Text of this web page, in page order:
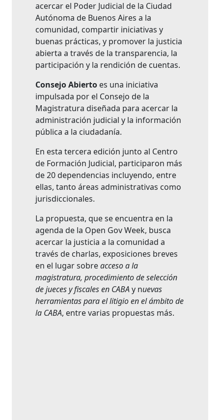
acercar el Poder Judicial de la Ciudad
Autónoma de Buenos Aires a la
comunidad, compartir iniciativas y
buenas prácticas, y promover la justicia
abierta a través de la transparencia, la
participación y la rendición de cuentas.
Consejo Abierto es una iniciativa
impulsada por el Consejo de la
Magistratura diseñada para acercar la
administración judicial y la información
pública a la ciudadanía.
En esta tercera edición junto al Centro
de Formación Judicial, participaron más
de 20 dependencias incluyendo, entre
ellas, tanto áreas administrativas como
jurisdiccionales.
La propuesta, que se encuentra en la
agenda de la Open Gov Week, busca
acercar la justicia a la comunidad a
través de charlas, exposiciones breves
en el lugar sobreacceso a la
magistratura, procedimiento de selección
de jueces y fiscales en CABAy nuevas
herramientas para el litigio en el ámbito de
la CABA, entre varias propuestas más.